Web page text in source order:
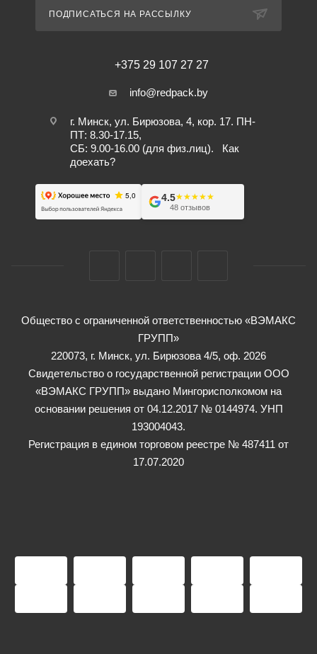
ПОДПИСАТЬСЯ НА РАССЫЛКУ
+375 29 107 27 27
info@redpack.by
г. Минск, ул. Бирюзова, 4, кор. 17. ПН-
ПТ: 8.30-17.15,
СБ: 9.00-16.00 (для физ.лиц). Как
доехать?
4.5★★★★★
★★★★★
48 отзывов
Общество с ограниченной ответственностью «ВЭМАКС
ГРУПП»
220073, г. Минск, ул. Бирюзова 4/5, оф. 2026
Свидетельство о государственной регистрации ООО
«ВЭМАКС ГРУПП» выдано Мингорисполкомом на
основании решения от 04.12.2017 № 0144974. УНП
193004043.
Регистрация в едином торговом реестре № 487411 от
17.07.2020